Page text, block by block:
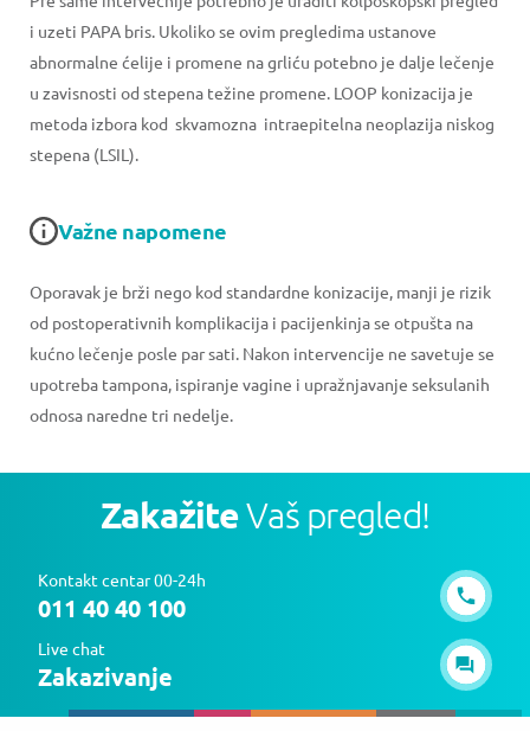
i uzeti PAPA bris. Ukoliko se ovim pregledima ustanove
abnormalne ćelije i promene na grliću potebno je dalje lečenje
u zavisnosti od stepena težine promene. LOOP konizacija je
metoda izbora kod skvamozna intraepitelna neoplazija niskog
stepena (LSIL).
Važne napomene
Oporavak je brži nego kod standardne konizacije, manji je rizik
od postoperativnih komplikacija i pacijenkinja se otpušta na
kućno lečenje posle par sati. Nakon intervencije ne savetuje se
upotreba tampona, ispiranje vagine i upražnjavanje seksulanih
odnosa naredne tri nedelje.
ZakažiteVaš pregled!
Kontakt centar 00-24h
011 40 40 100
Live chat
Zakazivanje